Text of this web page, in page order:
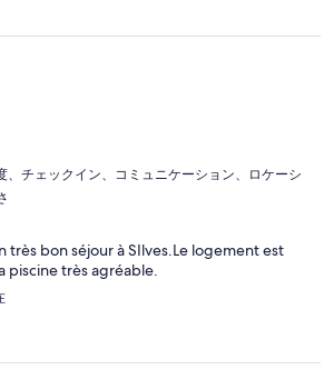
、チェックイン、コミュニケーション、ロケーシ
très bon séjour à SIlves.Le logement est
piscine très agréable.